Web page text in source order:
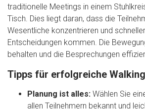
traditionelle Meetings in einem
Tisch. Dies liegt daran, dass die
Wesentliche konzentrieren und
Entscheidungen kommen. Die
behalten und die Besprechungen
Tipps für erfolgreiche
Planung ist alles: Wählen Sie
allen Teilnehmern bekannt und